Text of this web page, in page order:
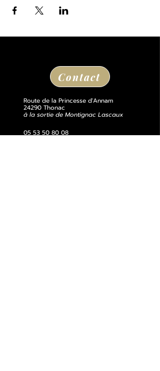
Contact
Route de la Princesse d'Annam
24290 Thonac
à la sortie de Montignac Lascaux
05 53 50 80 08